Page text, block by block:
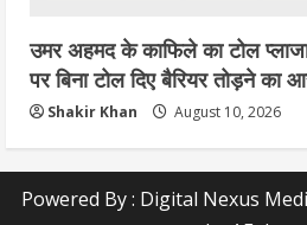
उमर अहमद के काफिले का टोल
पर बिना टोल दिए बैरियर तोड़ने का
Shakir Khan August 10, 2026
Powered By : Digital Nexus